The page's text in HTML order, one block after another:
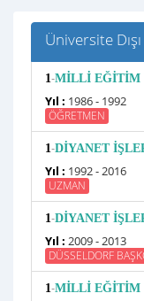
Üniversite
1-MİLLİ EĞİTİM
Yıl : 1986 - 1992
ÖĞRETMEN
1-DİYANET
Yıl : 1992 - 2016
UZMAN
1-DİYANET
Yıl : 2009 - 2013
DÜSSELDORF
1-MİLLİ EĞİTİM